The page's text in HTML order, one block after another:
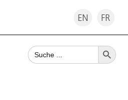
EN FR
Search
for:
Search Button